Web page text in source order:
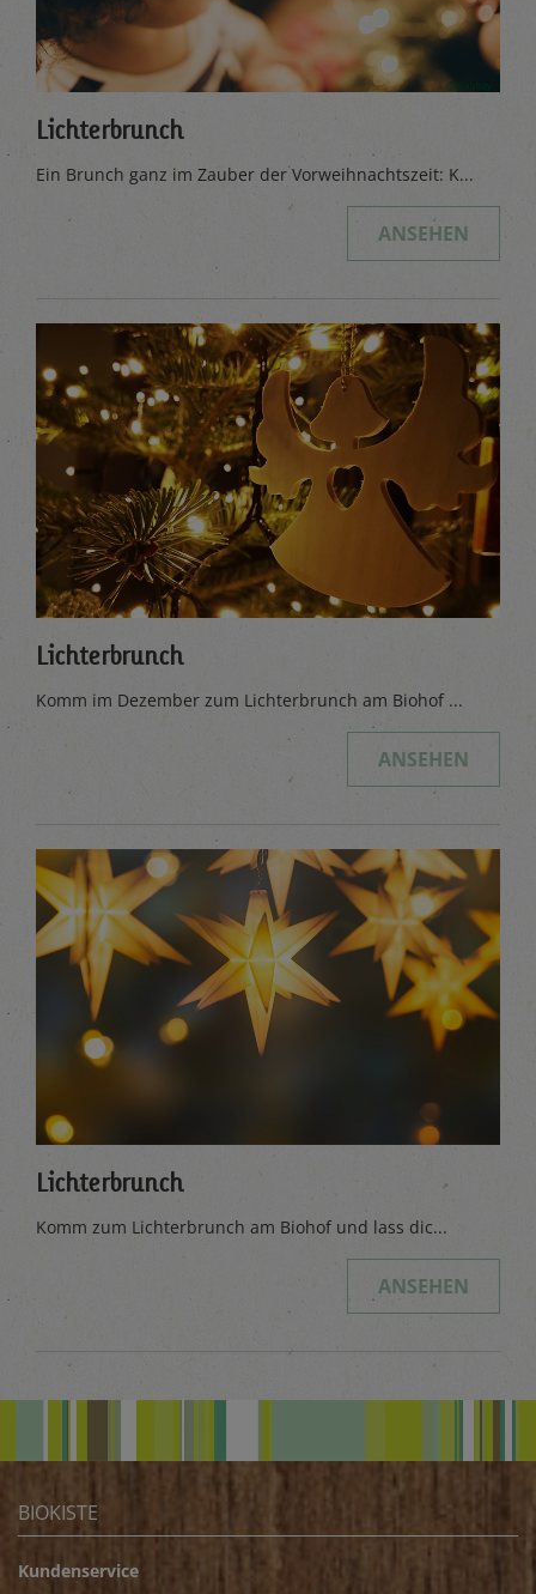
Lichterbrunch
Ein Brunch ganz im Zauber der Vorweihnachtszeit: K...
ANSEHEN
Lichterbrunch
Komm im Dezember zum Lichterbrunch am Biohof ...
ANSEHEN
Lichterbrunch
Komm zum Lichterbrunch am Biohof und lass dic...
ANSEHEN
BIOKISTE
Kundenservice